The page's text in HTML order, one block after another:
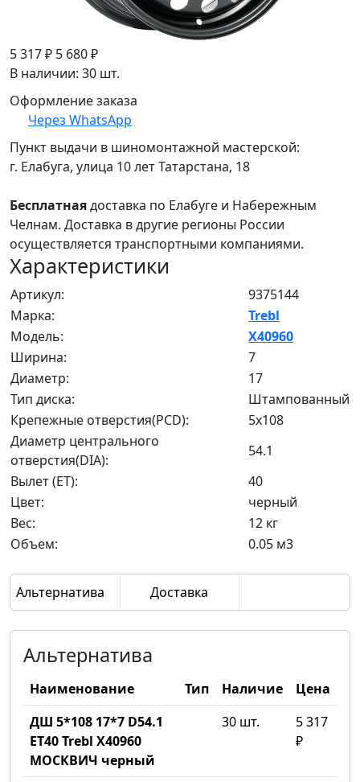
5 317 ₽ 5 680 ₽
В наличии: 30 шт.
Оформление заказа
Через WhatsApp
Пункт выдачи в шиномонтажной мастерской:
г. Елабуга, улица 10 лет Татарстана, 18
Бесплатнаядоставка по Елабуге и Набережным
Челнам. Доставка в другие регионы России
осуществляется транспортными компаниями.
Характеристики
Артикул:
9375144
Марка:
Trebl
Модель:
X40960
Ширина:
7
Диаметр:
17
Тип диска:
Штампованный
Крепежные отверстия(PCD):
5x108
Диаметр центрального
отверстия(DIA):
54.1
Вылет (ET):
40
Цвет:
черный
Вес:
12 кг
Объем:
0.05 м3
Альтернатива Доставка
Альтернатива
Наименование Тип Наличие
Цена
ДШ 5*108 17*7 D54.1
ET40 Trebl X40960
МОСКВИЧ черный
30 шт.
5 317
₽